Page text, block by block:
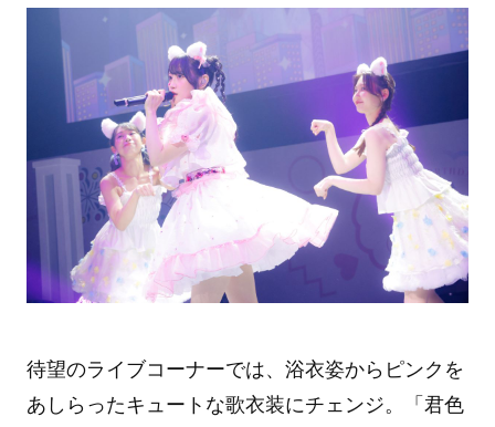
待望のライブコーナーでは、浴衣姿からピンクを
あしらったキュートな歌衣装にチェンジ。「君色